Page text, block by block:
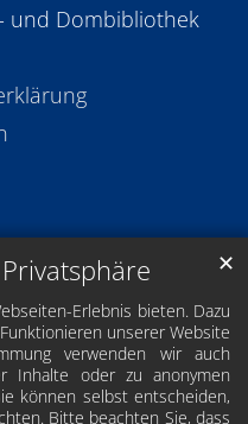
Erlebnis bieten. Dazu
unserer Website
verwenden wir auch
Inhalte oder zu anonymen
können selbst entscheiden,
Bitte beachten Sie, dass
✕
und Dombibliothek